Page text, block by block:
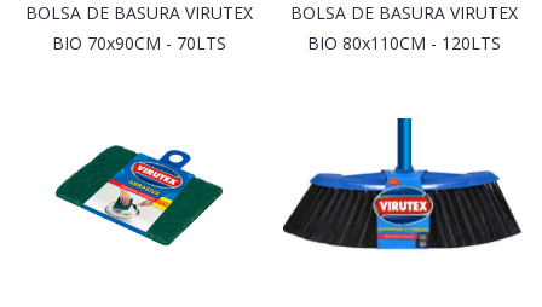
BOLSA DE BASURA VIRUTEX
BIO 70x90CM - 70LTS
BOLSA DE BASURA VIRUTEX
BIO 80x110CM - 120LTS